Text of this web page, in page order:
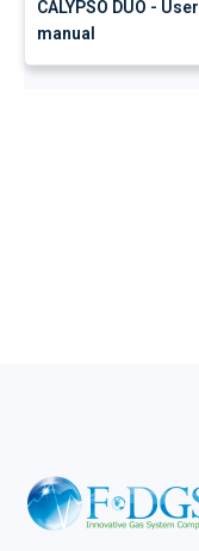
CALYPSO DUO - User
manual